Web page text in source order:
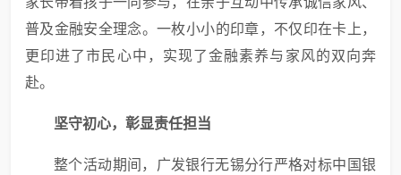
普及金融安全理念。一枚小小的印章，不仅印在卡上，
更印进了市民心中，实现了金融素养与家风的双向奔
赴。
坚守初心，彰显责任担当
整个活动期间，广发银行无锡分行严格对标中国银